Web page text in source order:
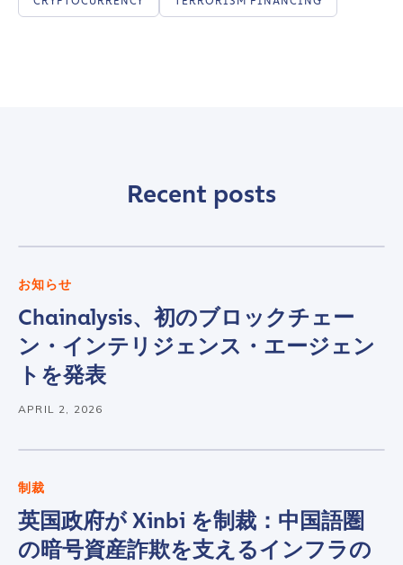
Recent posts
お知らせ
Chainalysis、初のブロックチェー
ン・インテリジェンス・エージェン
トを発表
APRIL 2, 2026
制裁
英国政府が Xinbi を制裁：中国語圏
の暗号資産詐欺を支えるインフラの